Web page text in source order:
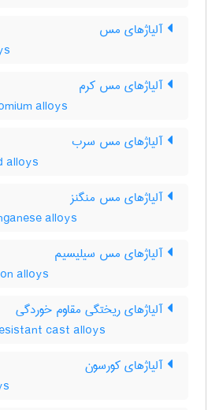
آلیاژهای مس
آلیاژهای مس کرم
alloys
آلیاژهای مس سرب
alloys
آلیاژهای مس منگنز
alloys
آلیاژهای مس سیلیسیم
alloys
آلیاژهای ریختگی مقاوم خوردگی
cast alloys
آلیاژهای کورسون